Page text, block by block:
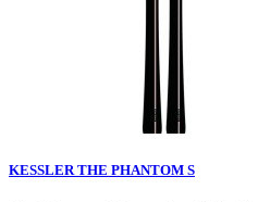
KESSLER THE PHANTOM S